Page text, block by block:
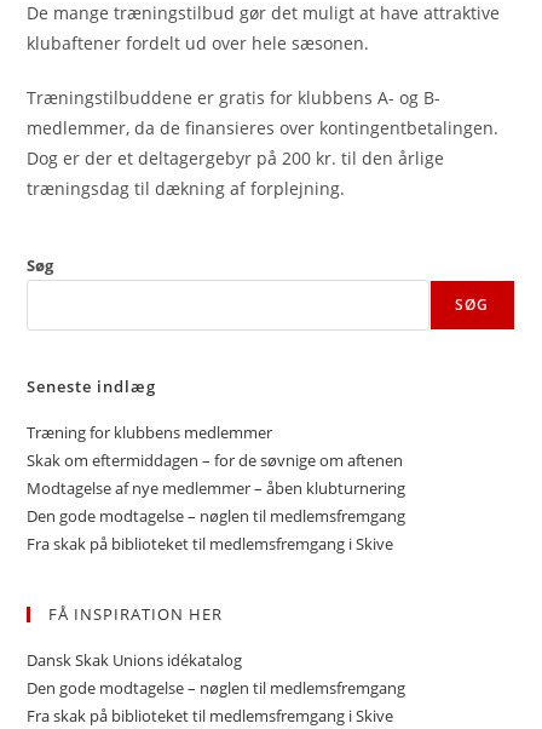
De mange træningstilbud gør det muligt at have attraktive
klubaftener fordelt ud over hele sæsonen.
Træningstilbuddene er gratis for klubbens A- og B-
medlemmer, da de finansieres over kontingentbetalingen.
Dog er der et deltagergebyr på 200 kr. til den årlige
træningsdag til dækning af forplejning.
Søg
SØG
Seneste indlæg
Træning for klubbens medlemmer
Skak om eftermiddagen – for de søvnige om aftenen
Modtagelse af nye medlemmer – åben klubturnering
Den gode modtagelse – nøglen til medlemsfremgang
Fra skak på biblioteket til medlemsfremgang i Skive
FÅ INSPIRATION HER
Dansk Skak Unions idékatalog
Den gode modtagelse – nøglen til medlemsfremgang
Fra skak på biblioteket til medlemsfremgang i Skive